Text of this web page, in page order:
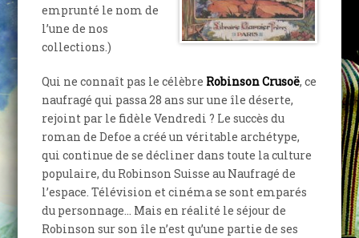
emprunté le nom de
l’une de nos
collections.)
Qui ne connaît pas le célèbre Robinson Crusoë, ce
naufragé qui passa 28 ans sur une île déserte,
rejoint par le fidèle Vendredi ? Le succès du
roman de Defoe a créé un véritable archétype,
qui continue de se décliner dans toute la culture
populaire, du Robinson Suisse au Naufragé de
l’espace. Télévision et cinéma se sont emparés
du personnage… Mais en réalité le séjour de
Robinson sur son île n’est qu’une partie de ses